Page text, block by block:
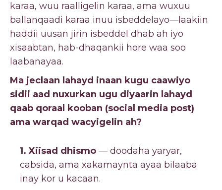
karaa, wuu raalligelin karaa, ama wuxuu
ballanqaadi karaa inuu isbeddelayo—laakiin
haddii uusan jirin isbeddel dhab ah iyo
xisaabtan, hab-dhaqankii hore waa soo
laabanayaa.
Ma jeclaan lahayd inaan kugu caawiyo
sidii aad nuxurkan ugu diyaarin lahayd
qaab qoraal kooban (social media post)
ama warqad wacyigelin ah?
1. Xiisad dhismo — doodaha yaryar,
cabsida, ama xakamaynta ayaa bilaaba
inay kor u kacaan.